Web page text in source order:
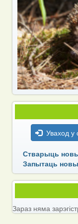
Уваход у
Стварыць
Запытаць
Зараз няма